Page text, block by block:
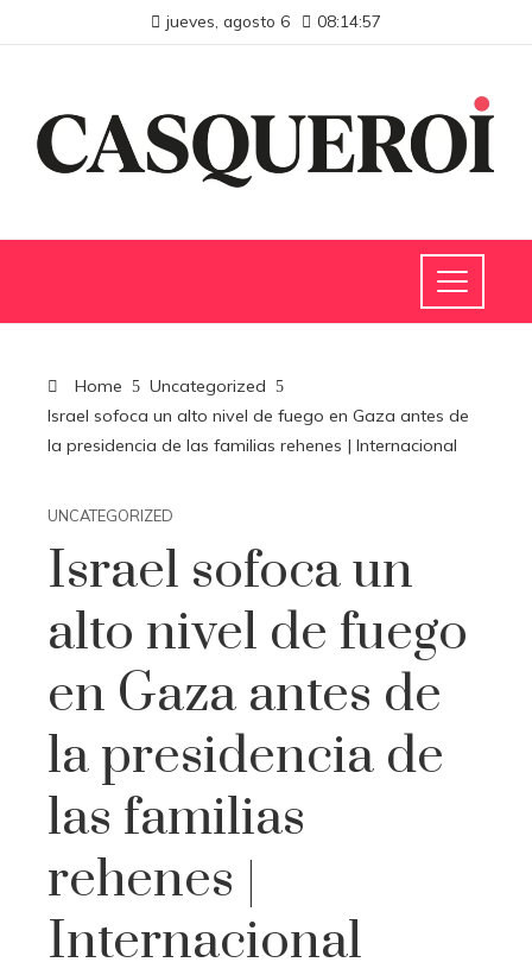
jueves, agosto 6 08:14:58
Home
Uncategorized
Israel sofoca un alto nivel de fuego en Gaza antes de
la presidencia de las familias rehenes | Internacional
UNCATEGORIZED
Israel sofoca un
alto nivel de fuego
en Gaza antes de
la presidencia de
las familias
rehenes |
Internacional